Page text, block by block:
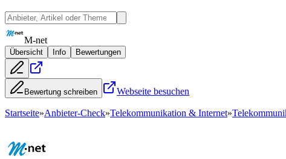
M-net
Übersicht Info Bewertungen
Bewertung schreiben Webseite besuchen
Startseite»Anbieter-Check»Telekommunikation & Internet»